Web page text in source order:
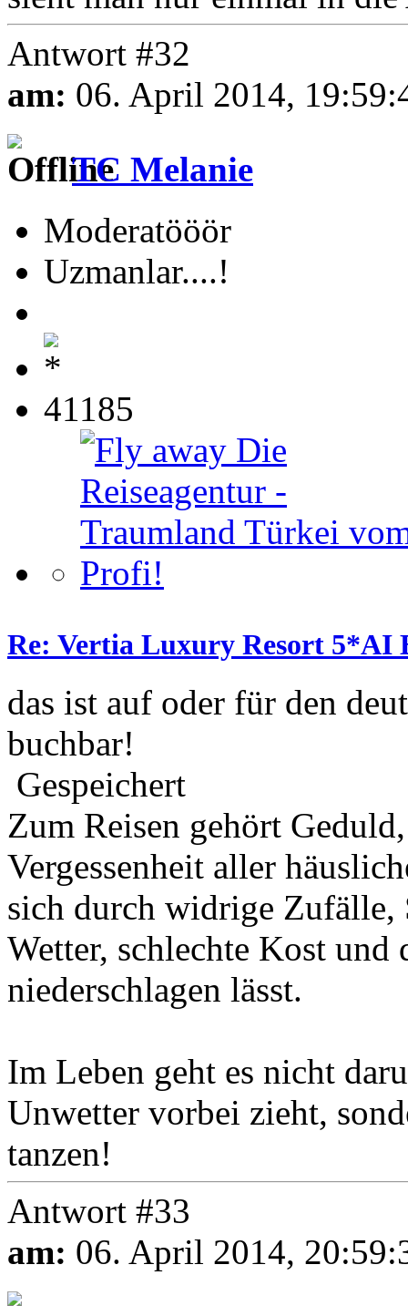
Antwort #32
am: 06. April 2014,
TC Melanie
Moderatööör
Uzmanlar....!
41185
Re: Vertia Luxury Resort 5*AI
das ist auf oder für den
buchbar!
Gespeichert
Zum Reisen gehört
Vergessenheit aller
sich durch widrige Zufälle,
Wetter, schlechte Kost und
niederschlagen lässt.
Im Leben geht es nicht
Unwetter vorbei zieht,
tanzen!
Antwort #33
am: 06. April 2014,